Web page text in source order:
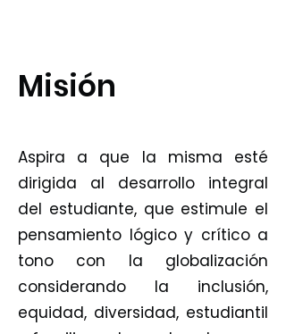
Misión
Aspira a que la misma esté
dirigida al desarrollo integral
del estudiante, que estimule el
pensamiento lógico y crítico a
tono con la globalización
considerando la inclusión,
equidad, diversidad, estudiantil